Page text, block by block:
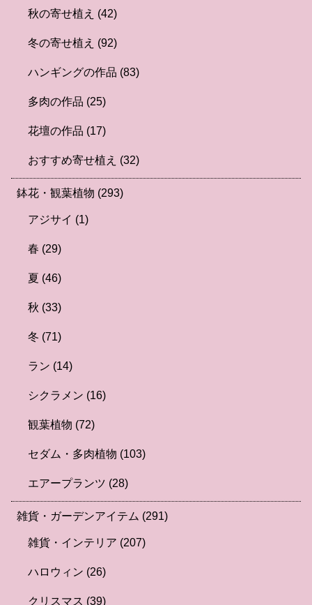
秋の寄せ植え (42)
冬の寄せ植え (92)
ハンギングの作品 (83)
多肉の作品 (25)
花壇の作品 (17)
おすすめ寄せ植え (32)
鉢花・観葉植物 (293)
アジサイ (1)
春 (29)
夏 (46)
秋 (33)
冬 (71)
ラン (14)
シクラメン (16)
観葉植物 (72)
セダム・多肉植物 (103)
エアープランツ (28)
雑貨・ガーデンアイテム (291)
雑貨・インテリア (207)
ハロウィン (26)
クリスマス (39)